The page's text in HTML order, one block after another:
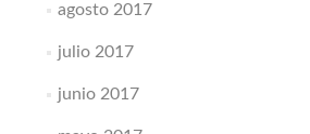
agosto 2017
julio 2017
junio 2017